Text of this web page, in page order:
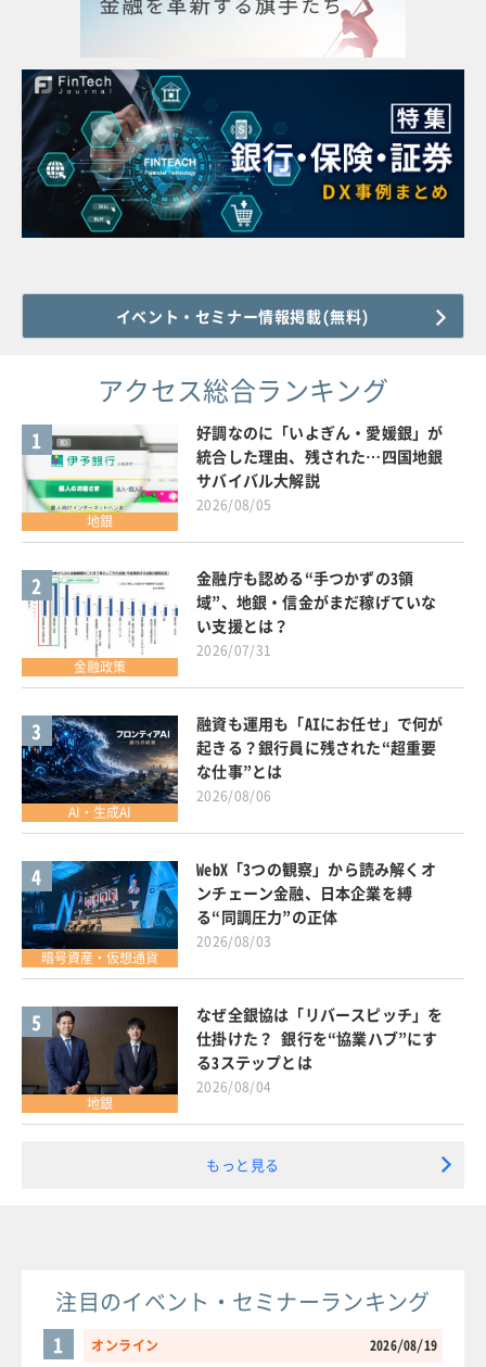
イベント・セミナー情報掲載(無料)
アクセス総合ランキング
1
地銀
好調なのに「いよぎん・愛媛銀」が
統合した理由、残された…四国地銀
サバイバル大解説
2026/08/05
2
金融政策
金融庁も認める“手つかずの3領
域”、地銀・信金がまだ稼げていな
い支援とは？
2026/07/31
3
AI・生成AI
融資も運用も「AIにお任せ」で何が
起きる？銀行員に残された“超重要
な仕事”とは
2026/08/06
4
暗号資産・仮想通貨
WebX「3つの観察」から読み解くオ
ンチェーン金融、日本企業を縛
る“同調圧力”の正体
2026/08/03
5
地銀
なぜ全銀協は「リバースピッチ」を
仕掛けた？ 銀行を“協業ハブ”にす
る3ステップとは
2026/08/04
もっと見る
注目のイベント・セミナーランキング
オンライン 2026/08/19
1